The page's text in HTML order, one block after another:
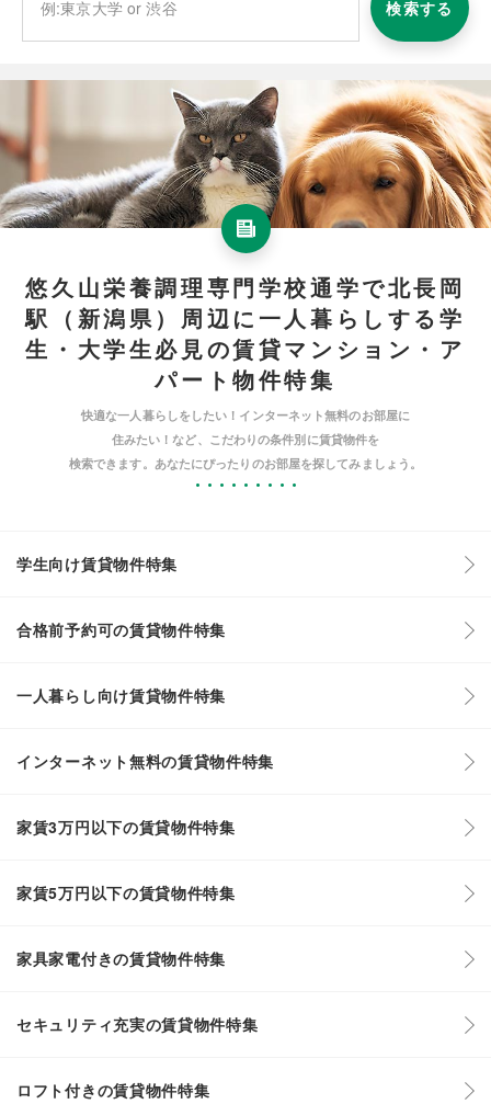
検索する
悠久山栄養調理専門学校通学で北長岡
駅（新潟県）周辺に一人暮らしする学
生・大学生必見の賃貸マンション・ア
パート物件特集
快適な一人暮らしをしたい！インターネット無料のお部屋に
住みたい！など、こだわりの条件別に賃貸物件を
検索できます。あなたにぴったりのお部屋を探してみましょう。
学生向け賃貸物件特集
合格前予約可の賃貸物件特集
一人暮らし向け賃貸物件特集
インターネット無料の賃貸物件特集
家賃3万円以下の賃貸物件特集
家賃5万円以下の賃貸物件特集
家具家電付きの賃貸物件特集
セキュリティ充実の賃貸物件特集
ロフト付きの賃貸物件特集